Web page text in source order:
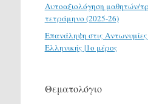
Αυτοαξιολόγηση μαθητών/
τετράμηνο (2025-26)
Επανάληψη στις
Ελληνικής |1ο μέρος
Θεματολόγιο